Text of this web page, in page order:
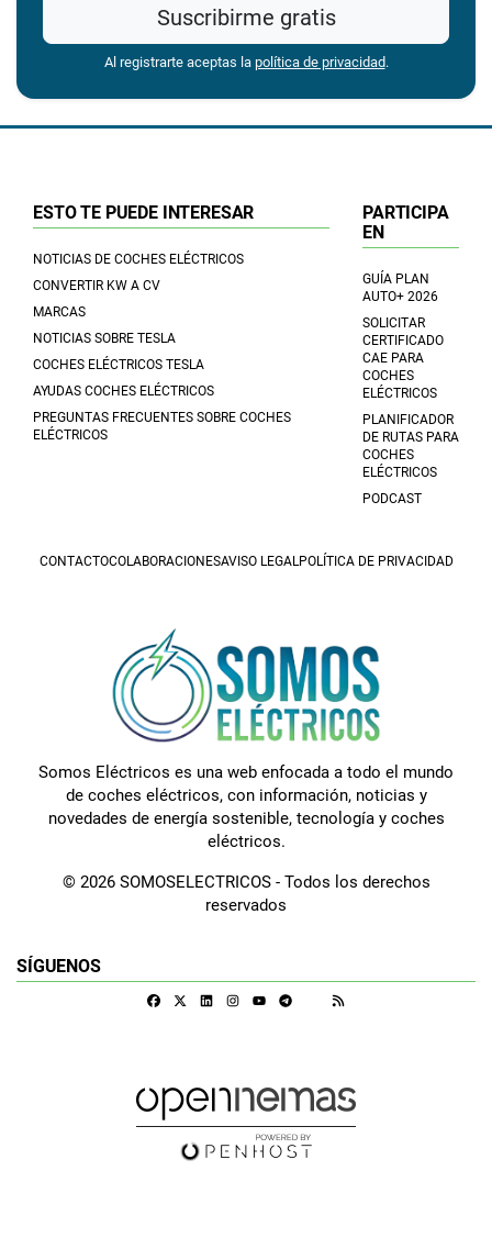
Suscribirme gratis
Al registrarte aceptas la política de privacidad.
ESTO TE PUEDE INTERESAR
NOTICIAS DE COCHES ELÉCTRICOS
CONVERTIR KW A CV
MARCAS
NOTICIAS SOBRE TESLA
COCHES ELÉCTRICOS TESLA
AYUDAS COCHES ELÉCTRICOS
PREGUNTAS FRECUENTES SOBRE COCHES
ELÉCTRICOS
PARTICIPA
EN
GUÍA PLAN
AUTO+ 2026
SOLICITAR
CERTIFICADO
CAE PARA
COCHES
ELÉCTRICOS
PLANIFICADOR
DE RUTAS PARA
COCHES
ELÉCTRICOS
PODCAST
CONTACTOCOLABORACIONESAVISO LEGALPOLÍTICA DE PRIVACIDAD
Somos Eléctricos es una web enfocada a todo el mundo
de coches eléctricos, con información, noticias y
novedades de energía sostenible, tecnología y coches
eléctricos.
© 2026 SOMOSELECTRICOS - Todos los derechos
reservados
SÍGUENOS
FacebookLinkedinInstagramTelegram
Google Discover